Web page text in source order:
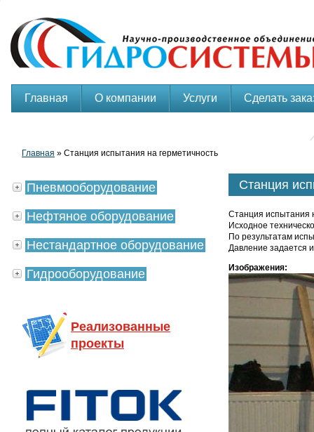
Главная О компании Услуги Сделать
Главная » Станция испытания на герметичность
Станция
Станция испытания
Исходное
По результатам
Давление задается
Изображения:
Пневмооборудование
Нефтяное оборудование
Нестандартное оборудование
Гидрооборудование
Реализованные
проекты